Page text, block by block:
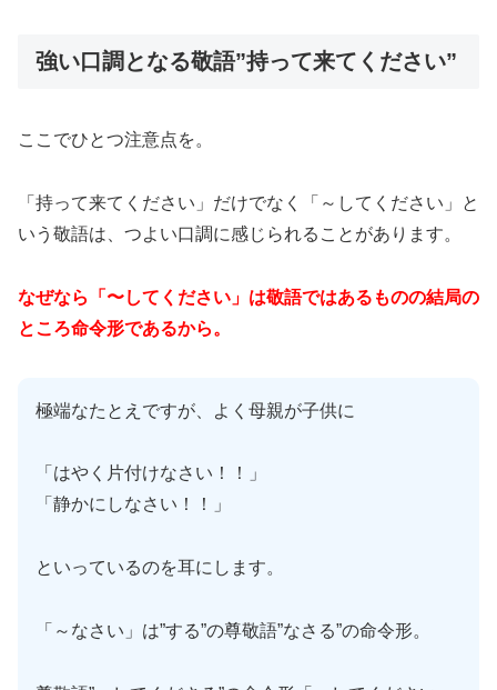
強い口調となる敬語”持って来てください”
ここでひとつ注意点を。
「持って来てください」だけでなく「～してください」と
いう敬語は、つよい口調に感じられることがあります。
なぜなら「〜してください」は敬語ではあるものの結局の
ところ命令形であるから。
極端なたとえですが、よく母親が子供に
「はやく片付けなさい！！」
「静かにしなさい！！」
といっているのを耳にします。
「～なさい」は”する”の尊敬語”なさる”の命令形。